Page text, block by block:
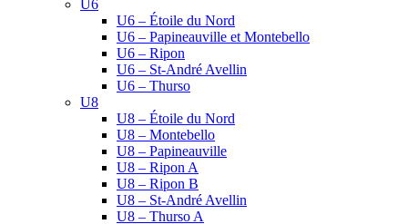
U6
U6 – Étoile du Nord
U6 – Papineauville et Montebello
U6 – Ripon
U6 – St-André Avellin
U6 – Thurso
U8
U8 – Étoile du Nord
U8 – Montebello
U8 – Papineauville
U8 – Ripon A
U8 – Ripon B
U8 – St-André Avellin
U8 – Thurso A